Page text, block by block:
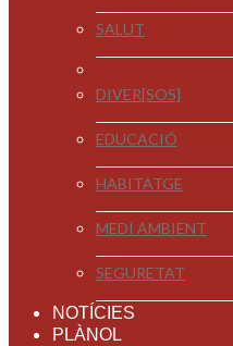
SALUT
DIVER[SOS]
EDUCACIÓ
HABITATGE
MEDI AMBIENT
SEGURETAT
NOTÍCIES
PLÀNOL